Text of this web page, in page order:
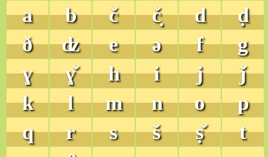
a b č č̣ d
ḍ
ð
ʣ e ə f
g
ɣ
ɣ̌ h i j
ǰ
k
l m n o
p
q
r s š ṣ̌
t